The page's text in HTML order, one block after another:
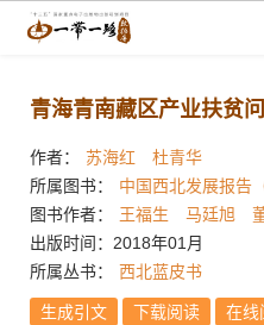
青海青南藏区产业扶贫
作者： 苏海红
杜青华
所属图书：
中国西北发展报告
图书作者：
王福生 马廷旭
出版时间：2018年01月
所属丛书：
西北蓝皮书
生成引文 下载阅读 在线